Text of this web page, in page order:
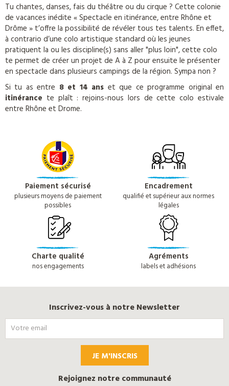
Tu chantes, danses, fais du théâtre ou du cirque ? Cette colonie
de vacances inédite « Spectacle en itinérance, entre Rhône et
Drôme » t’offre la possibilité de révéler tous tes talents. En effet,
à contrario d’une colo artistique standard où les jeunes
pratiquent la ou les discipline(s) sans aller "plus loin", cette colo
te permet de créer un projet de A à Z pour ensuite le présenter
en spectacle dans plusieurs campings de la région. Sympa non ?
Si tu as entre 8 et 14 ans et que ce programme original en
itinérance te plaît : rejoins-nous lors de cette colo estivale
entre Rhône et Drome.
Paiement sécurisé
plusieurs moyens de paiement
possibles
Encadrement
qualifié et supérieur aux normes
légales
Charte qualité
nos engagements
Agréments
labels et adhésions
Inscrivez-vous à notre Newsletter
JE M'INSCRIS
Rejoignez notre communauté